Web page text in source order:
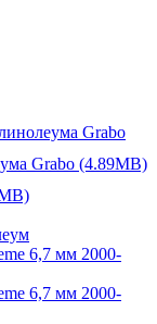
Grabo
Grabo (4.89MB)